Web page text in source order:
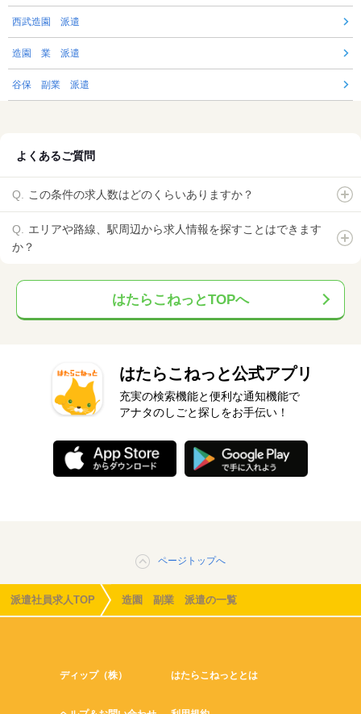
西武造園 派遣
造園 業 派遣
谷保 副業 派遣
よくあるご質問
この条件の求人数はどのくらいありますか？
エリアや路線、駅周辺から求人情報を探すことはできます
か？
はたらこねっとTOPへ
はたらこねっと公式アプリ
充実の検索機能と便利な通知機能で
アナタのしごと探しをお手伝い！
ページトップへ
派遣社員求人TOP 造園 副業 派遣の一覧
ディップ（株） はたらこねっととは